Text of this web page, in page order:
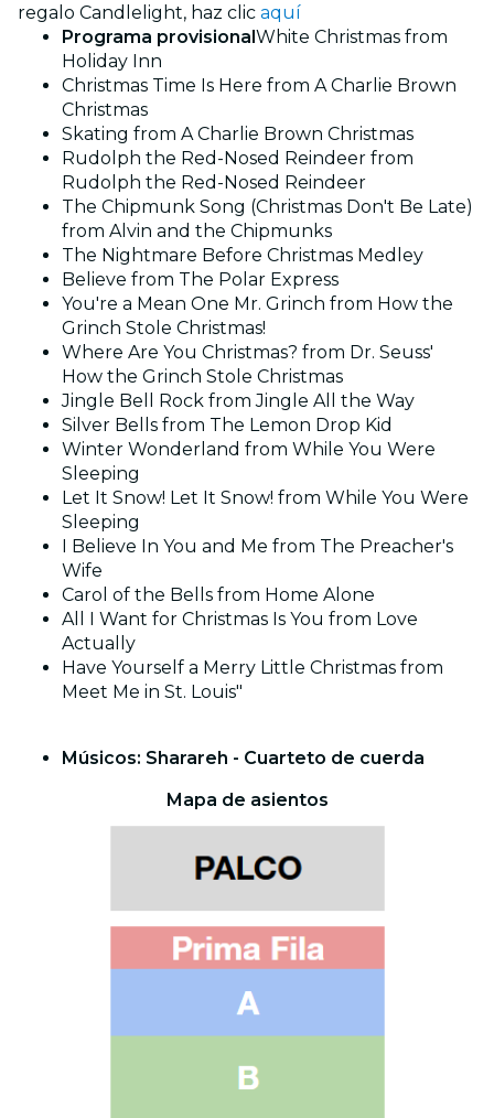
regalo Candlelight, haz clic aquí
Programa provisionalWhite Christmas from
Holiday Inn
Christmas Time Is Here from A Charlie Brown
Christmas
Skating from A Charlie Brown Christmas
Rudolph the Red-Nosed Reindeer from
Rudolph the Red-Nosed Reindeer
The Chipmunk Song (Christmas Don't Be Late)
from Alvin and the Chipmunks
The Nightmare Before Christmas Medley
Believe from The Polar Express
You're a Mean One Mr. Grinch from How the
Grinch Stole Christmas!
Where Are You Christmas? from Dr. Seuss'
How the Grinch Stole Christmas
Jingle Bell Rock from Jingle All the Way
Silver Bells from The Lemon Drop Kid
Winter Wonderland from While You Were
Sleeping
Let It Snow! Let It Snow! from While You Were
Sleeping
I Believe In You and Me from The Preacher's
Wife
Carol of the Bells from Home Alone
All I Want for Christmas Is You from Love
Actually
Have Yourself a Merry Little Christmas from
Meet Me in St. Louis"
Músicos: Sharareh - Cuarteto de cuerda
Mapa de asientos